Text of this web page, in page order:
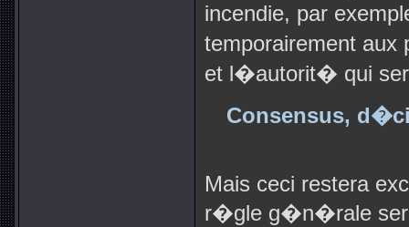
incendie, par
temporairement
et l�autorit� qui
Consensus,
Mais ceci restera
r�gle g�n�rale